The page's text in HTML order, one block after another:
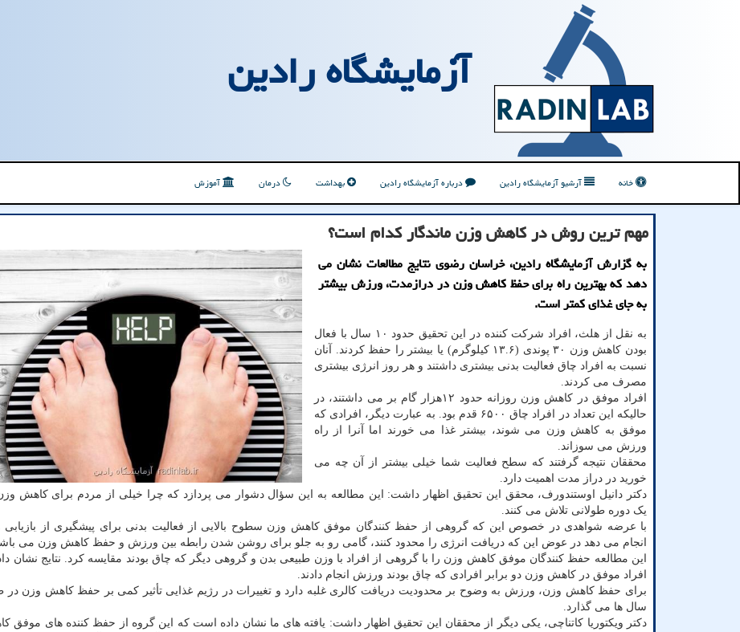
آزمایشگاه رادین
خانه آرشیو آزمایشگاه رادین درباره آزمایشگاه رادین بهداشت درمان آموزش
مهم ترین روش در کاهش وزن ماندگار کدام است؟
به گزارش آزمایشگاه رادین، خراسان رضوی نتایج مطالعات نشان می
دهد که بهترین راه برای حفظ کاهش وزن در درازمدت، ورزش بیشتر
به جای غذای کمتر است.
به نقل از هلث، افراد شرکت کننده در این تحقیق حدود ۱۰ سال با فعال
بودن کاهش وزن ۳۰ پوندی (۱۳.۶ کیلوگرم) یا بیشتر را حفظ کردند. آنان
نسبت به افراد چاق فعالیت بدنی بیشتری داشتند و هر روز انرژی بیشتری
مصرف می کردند.
افراد موفق در کاهش وزن روزانه حدود ۱۲هزار گام بر می داشتند، در
حالیکه این تعداد در افراد چاق ۶۵۰۰ قدم بود. به عبارت دیگر، افرادی که
موفق به کاهش وزن می شوند، بیشتر غذا می خورند اما آنرا از راه
ورزش می سوزاند.
محققان نتیجه گرفتند که سطح فعالیت شما خیلی بیشتر از آن چه می
خورید در دراز مدت اهمیت دارد.
دکتر دانیل اوستندورف، محقق این تحقیق اظهار داشت: این مطالعه به این سؤال دشوار می پردازد که چرا خیلی از مردم برای کاهش
یک دوره طولانی تلاش می کنند.
با عرضه شواهدی در خصوص این که گروهی از حفظ کنندگان موفق کاهش وزن سطوح بالایی از فعالیت بدنی برای پیشگیری از بازیابی
انجام می دهد در عوض این که دریافت انرژی را محدود کنند، گامی رو به جلو برای روشن شدن رابطه بین ورزش و حفظ کاهش وزن می
این مطالعه حفظ کنندگان موفق کاهش وزن را با گروهی از افراد با وزن طبیعی بدن و گروهی دیگر که چاق بودند مقایسه کرد. نتایج نشان
افراد موفق در کاهش وزن دو برابر افرادی که چاق بودند ورزش انجام دادند.
برای حفظ کاهش وزن، ورزش به وضوح بر محدودیت دریافت کالری غلبه دارد و تغییرات در رژیم غذایی تأثیر کمی بر حفظ کاهش وزن در
سال ها می گذارد.
دکتر ویکتوریا کاتناچی، یکی دیگر از محققان این تحقیق اظهار داشت: یافته های ما نشان داده است که این گروه از حفظ کننده های موفق